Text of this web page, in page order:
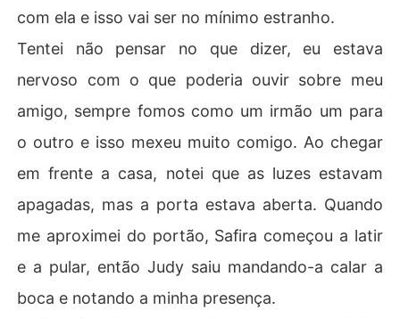
com ela e isso vai ser no mínimo estranho.
Tentei não pensar no que dizer, eu estava
nervoso com o que poderia ouvir sobre meu
amigo, sempre fomos como um irmão um para
o outro e isso mexeu muito comigo. Ao chegar
em frente a casa, notei que as luzes estavam
apagadas, mas a porta estava aberta. Quando
me aproximei do portão, Safira começou a latir
e a pular, então Judy saiu mandando-a calar a
boca e notando a minha presença.